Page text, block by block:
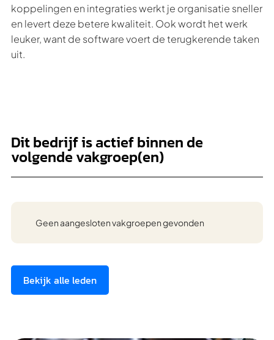
koppelingen en integraties werkt je organisatie sneller
en levert deze betere kwaliteit. Ook wordt het werk
leuker, want de software voert de terugkerende taken
uit.
Dit bedrijf is actief binnen de
volgende vakgroep(en)
Geen aangesloten vakgroepen gevonden
Bekijk alle leden